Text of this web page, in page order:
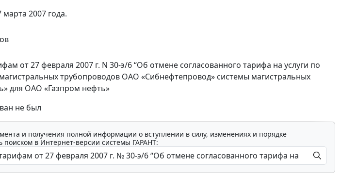
2007 года.
от 27 февраля 2007 г. N 30-э/6 “Об отмене согласованного тарифа на услуги по
трубопроводов ОАО «Сибнефтепровод» системы магистральных
для ОАО «Газпром нефть»
не был
и получения полной информации о вступлении в силу, изменениях и порядке
поиском в Интернет-версии системы ГАРАНТ: